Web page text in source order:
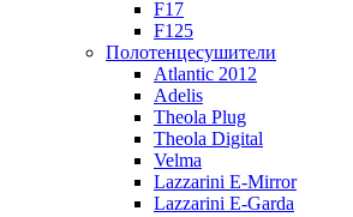
F17
F125
Полотенцесушители
Atlantic 2012
Adelis
Theola Plug
Theola Digital
Velma
Lazzarini E-Mirror
Lazzarini E-Garda